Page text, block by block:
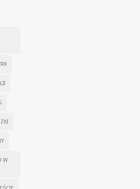
W